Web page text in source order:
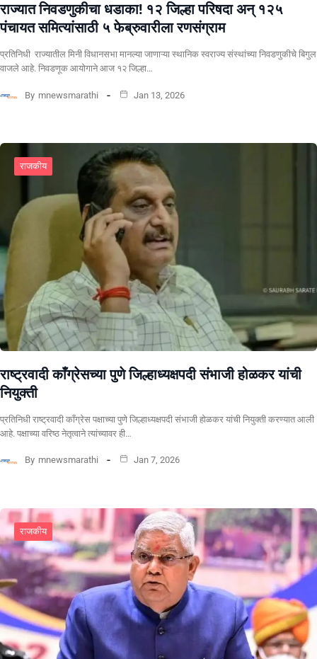
राज्यात निवडणुकीचा धडाका! १२ जिल्हा परिषदा अन् १२५
पंचायत समित्यांसाठी ५ फेब्रुवारीला रणसंग्राम
प्रतिनिधी राज्यातील मिनी विधानसभा मानल्या जाणाऱ्या स्थानिक स्वराज्य संस्थांच्या निवडणुकीचे बिगुल
वाजले आहे. निवडणूक आयोगाने आज १२ जिल्हा…
By mnewsmarathi Jan 13, 2026
राजकीय
राष्ट्रवादी काँग्रेसच्या पुणे जिल्हाध्यक्षपदी संभाजी होळकर यांची
नियुक्ती
प्रतिनिधी राष्ट्रवादी काँग्रेस पक्षाच्या पुणे जिल्हाध्यक्षपदी संभाजी होळकर यांची नियुक्ती करण्यात आली
आहे. पक्षाच्या वरिष्ठ नेतृत्वाने त्यांच्यावर ही…
By mnewsmarathi Jan 7, 2026
राजकीय